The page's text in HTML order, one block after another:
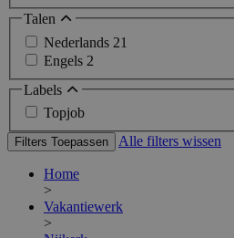
Talen
Nederlands 21
Engels 2
Labels
Topjob
Filters Toepassen Alle filters wissen
Home
>
Vakantiewerk
>